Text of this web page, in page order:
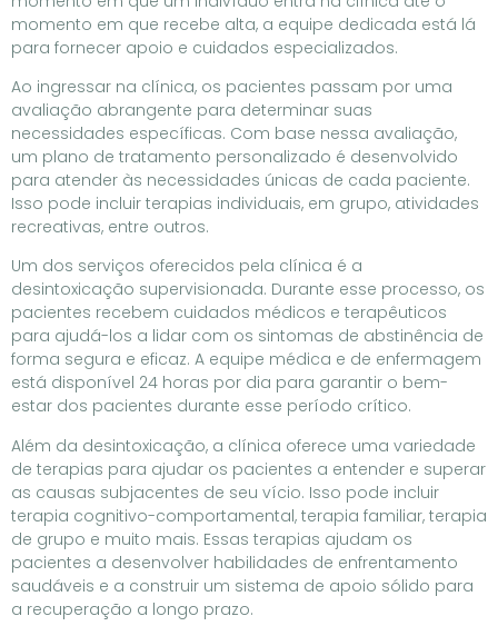
momento em que recebe alta, a equipe dedicada está lá
para fornecer apoio e cuidados especializados.
Ao ingressar na clínica, os pacientes passam por uma
avaliação abrangente para determinar suas
necessidades específicas. Com base nessa avaliação,
um plano de tratamento personalizado é desenvolvido
para atender às necessidades únicas de cada paciente.
Isso pode incluir terapias individuais, em grupo, atividades
recreativas, entre outros.
Um dos serviços oferecidos pela clínica é a
desintoxicação supervisionada. Durante esse processo, os
pacientes recebem cuidados médicos e terapêuticos
para ajudá-los a lidar com os sintomas de abstinência de
forma segura e eficaz. A equipe médica e de enfermagem
está disponível 24 horas por dia para garantir o bem-
estar dos pacientes durante esse período crítico.
Além da desintoxicação, a clínica oferece uma variedade
de terapias para ajudar os pacientes a entender e superar
as causas subjacentes de seu vício. Isso pode incluir
terapia cognitivo-comportamental, terapia familiar, terapia
de grupo e muito mais. Essas terapias ajudam os
pacientes a desenvolver habilidades de enfrentamento
saudáveis e a construir um sistema de apoio sólido para
a recuperação a longo prazo.